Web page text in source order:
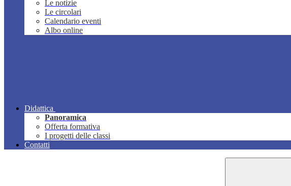
Le notizie
Le circolari
Calendario eventi
Albo online
Didattica
Panoramica
Offerta formativa
I progetti delle classi
Contatti